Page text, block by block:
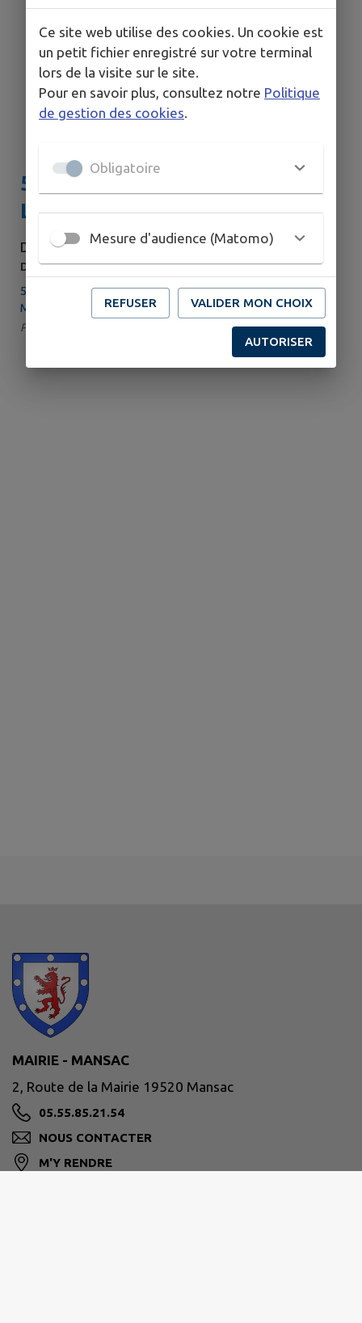
5ème Rallye Equestre/Pédestre
La Rivière de Mansac
DIMANCHE 20 SEPTEMBRE
DE 07H00 À 18H00
5ème Rallye Equestre/Pédestre La Rivière de
Mansac
Par : Les chemins de Mansac | Catégorie : Randonnée
MAIRIE - MANSAC
2, Route de la Mairie 19520 Mansac
05.55.85.21.54
NOUS CONTACTER
M'Y RENDRE
Ce site web utilise des cookies. Un cookie est
un petit fichier enregistré sur votre terminal
lors de la visite sur le site.
Pour en savoir plus, consultez notre Politique
de gestion des cookies
Obligatoire
Mesure d'audience (Matomo)
REFUSER VALIDER MON CHOIX
AUTORISER